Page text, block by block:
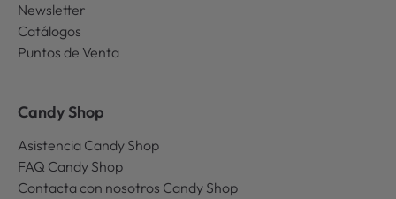
Newsletter
Catálogos
Puntos de Venta
Candy Shop
Asistencia Candy Shop
FAQ Candy Shop
Contacta con nosotros Candy Shop